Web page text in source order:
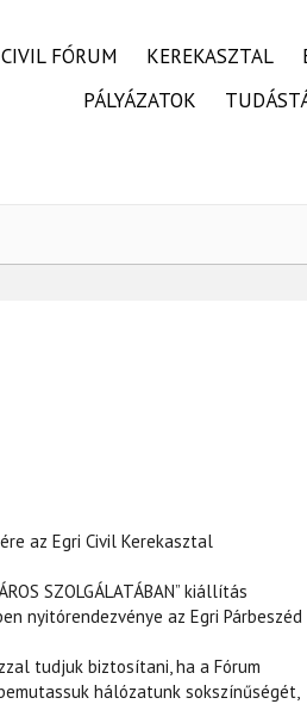
FÓRUM KEREKASZTAL
PÁLYÁZATOK
az Egri Civil Kerekasztal
SZOLGÁLATÁBAN” kiállítás
nyitórendezvénye az Egri Párbeszéd
tudjuk biztosítani, ha a Fórum
hálózatunk sokszínűségét,